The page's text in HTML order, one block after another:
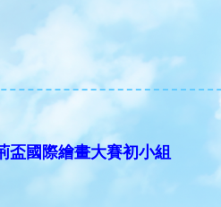
盃國際繪畫大賽初小組